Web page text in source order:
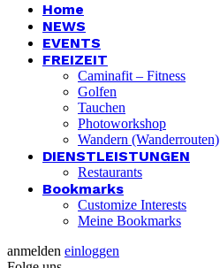
Home
NEWS
EVENTS
FREIZEIT
Caminafit – Fitness
Golfen
Tauchen
Photoworkshop
Wandern (Wanderrouten)
DIENSTLEISTUNGEN
Restaurants
Bookmarks
Customize Interests
Meine Bookmarks
anmelden einloggen